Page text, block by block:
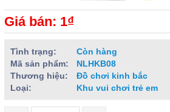
Giá bán: 1₫
Tình trạng:
Còn hàng
Mã sản phẩm:
NLHKB08
Thương hiệu:
Đồ chơi kinh bắc
Loại:
Khu vui chơi trẻ em